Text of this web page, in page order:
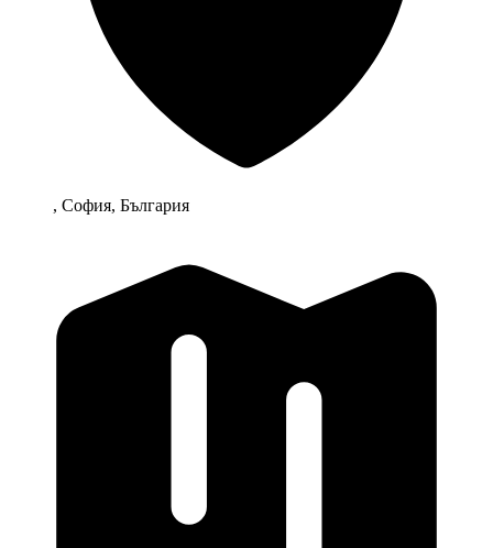
, София, България